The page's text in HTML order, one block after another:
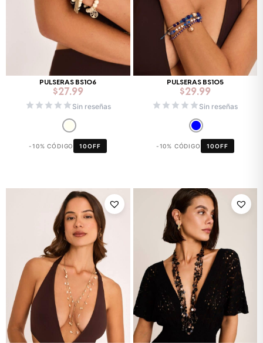
PULSERAS BS106
$27.99
Sin reseñas
-10% CÓDIGO 10OFF
PULSERAS BS105
$29.99
Sin reseñas
-10% CÓDIGO 10OFF